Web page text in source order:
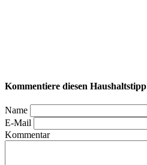
Kommentiere diesen Haushaltstipp
Name
E-Mail
Kommentar